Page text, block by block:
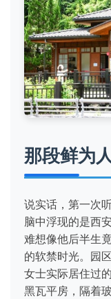
那段鲜为
说实话，第一次
脑中浮现的是西
难想像他后半生
的软禁时光。园
女士实际居住过
黑瓦平房，隔着